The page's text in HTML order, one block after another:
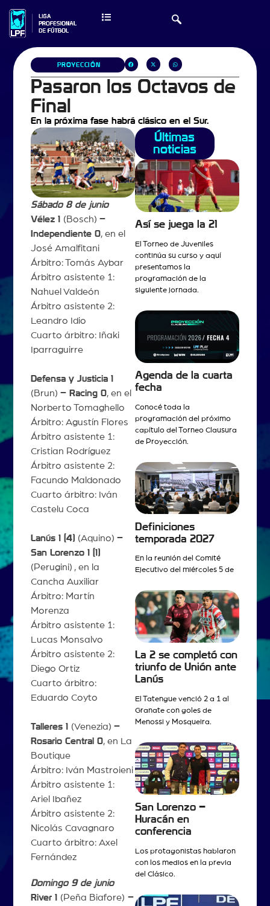
PROYECCIÓN
Pasaron los Octavos de
Final
En la próxima fase habrá clásico en el Sur.
Sábado 8 de junio
Vélez 1 (Bosch) –
Independiente 0, en el
José Amalfitani
Árbitro: Tomás Aybar
Árbitro asistente 1:
Nahuel Valdeón
Árbitro asistente 2:
Leandro Idio
Cuarto árbitro: Iñaki
Iparraguirre
Defensa y Justicia 1
(Brun) – Racing 0, en el
Norberto Tomaghello
Árbitro: Agustín Flores
Árbitro asistente 1:
Cristian Rodríguez
Árbitro asistente 2:
Facundo Maldonado
Cuarto árbitro: Iván
Castelu Coca
Lanús 1 (4) (Aquino) –
San Lorenzo 1 (1)
(Perugini) , en la
Cancha Auxiliar
Árbitro: Martín
Morenza
Árbitro asistente 1:
Lucas Monsalvo
Árbitro asistente 2:
Diego Ortiz
Cuarto árbitro:
Eduardo Coyto
Talleres 1 (Venezia) –
Rosario Central 0, en La
Boutique
Árbitro: Iván Mastroieni
Árbitro asistente 1:
Ariel Ibañez
Árbitro asistente 2:
Nicolás Cavagnaro
Cuarto árbitro: Axel
Fernández
Domingo 9 de junio
River 1 (Peña Biafore) –
Últimas
noticias
Así se juega la 21
El Torneo de Juveniles
continúa su curso y aquí
presentamos la
programación de la
siguiente jornada.
Agenda de la cuarta
fecha
Conocé toda la
programación del próximo
capítulo del Torneo Clausura
de Proyección.
Definiciones
temporada 2027
En la reunión del Comité
Ejecutivo del miércoles 5 de
La 2 se completó con
triunfo de Unión ante
Lanús
El Tatengue venció 2 a 1 al
Granate con goles de
Menossi y Mosqueira.
San Lorenzo –
Huracán en
conferencia
Los protagonistas hablaron
con los medios en la previa
del Clásico.